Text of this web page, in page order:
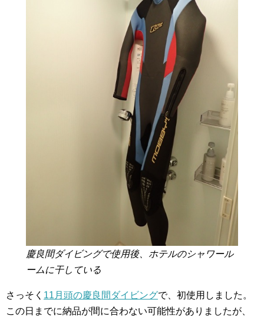
慶良間ダイビングで使用後、ホテルのシャワール
ームに干している
さっそく 11月頭の慶良間ダイビングで、初使用しました。
この日までに納品が間に合わない可能性がありましたが、